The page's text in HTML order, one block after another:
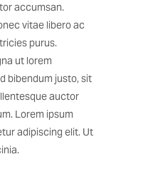
accumsan.
vitae libero ac
purus.
ut lorem
bibendum justo, sit
auctor
Lorem ipsum
adipiscing elit. Ut